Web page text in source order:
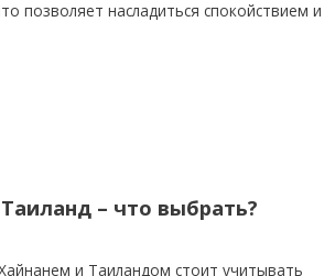
позволяет насладиться спокойствием и
– что выбрать?
и Таиландом стоит учитывать